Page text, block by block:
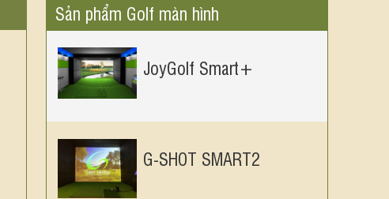
Sản phẩm Golf màn hình
JoyGolf Smart+
G-SHOT SMART2